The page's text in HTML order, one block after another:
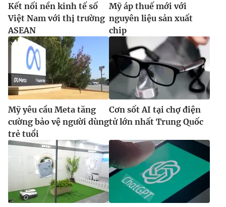
Kết nối nền kinh tế số
Việt Nam với thị trường
ASEAN
Mỹ áp thuế mới với
nguyên liệu sản xuất
chip
Mỹ yêu cầu Meta tăng
cường bảo vệ người dùng
trẻ tuổi
Cơn sốt AI tại chợ điện
tử lớn nhất Trung Quốc